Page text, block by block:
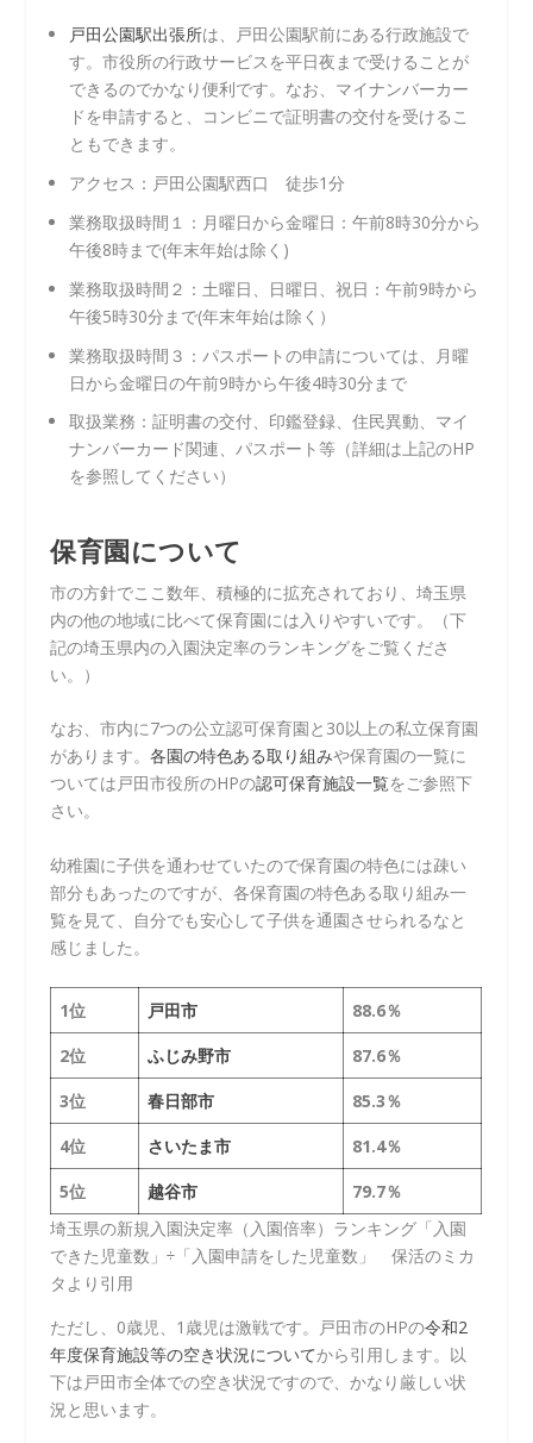
戸田公園駅出張所は、戸田公園駅前にある行政施設で
す。市役所の行政サービスを平日夜まで受けることが
できるのでかなり便利です。なお、マイナンバーカー
ドを申請すると、コンビニで証明書の交付を受けるこ
ともできます。
アクセス：戸田公園駅西口 徒歩1分
業務取扱時間１：月曜日から金曜日：午前8時30分から
午後8時まで(年末年始は除く)
業務取扱時間２：土曜日、日曜日、祝日：午前9時から
午後5時30分まで(年末年始は除く）
業務取扱時間３：パスポートの申請については、月曜
日から金曜日の午前9時から午後4時30分まで
取扱業務：証明書の交付、印鑑登録、住民異動、マイ
ナンバーカード関連、パスポート等（詳細は上記のHP
を参照してください）
保育園について
市の方針でここ数年、積極的に拡充されており、埼玉県
内の他の地域に比べて保育園には入りやすいです。（下
記の埼玉県内の入園決定率のランキングをご覧くださ
い。）
なお、市内に7つの公立認可保育園と30以上の私立保育園
があります。各園の特色ある取り組みや保育園の一覧に
ついては戸田市役所のHPの認可保育施設一覧をご参照下
さい。
幼稚園に子供を通わせていたので保育園の特色には疎い
部分もあったのですが、各保育園の特色ある取り組み一
覧を見て、自分でも安心して子供を通園させられるなと
感じました。
1位 戸田市
88.6％
2位
ふじみ野市
87.6％
3位
春日部市
85.3％
4位
さいたま市
81.4％
5位
越谷市
79.7％
埼玉県の新規入園決定率（入園倍率）ランキング「入園
できた児童数」÷「入園申請をした児童数」 保活のミカ
タより引用
ただし、0歳児、1歳児は激戦です。戸田市のHPの令和2
年度保育施設等の空き状況についてから引用します。以
下は戸田市全体での空き状況ですので、かなり厳しい状
況と思います。